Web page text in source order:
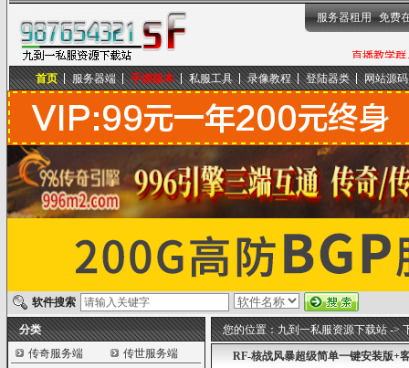
九到一私服资源下载站
服务器租用 免费
首页 服务器端 手游版本 私服工具 录像教程 登陆器类 网站源码
软件搜索
分类
传奇服务端
传世服务端
您的位置：九到一私服资源下载站->
RF-核战风暴超级简单一键安装版+